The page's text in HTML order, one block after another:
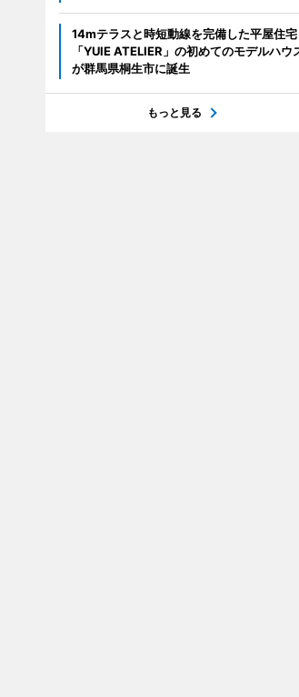
14mテラスと時短動線を完備した平屋住宅
「YUIE ATELIER」の初めてのモデルハウ
が群馬県桐生市に誕生
もっと見る